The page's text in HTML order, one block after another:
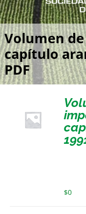
Volumen
capítulo
PDF
$0